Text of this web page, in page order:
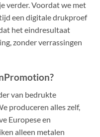
verder. Voordat we met
een digitale drukproef
het eindresultaat
zonder verrassingen
van bedrukte
produceren alles zelf,
Europese en
alleen metalen